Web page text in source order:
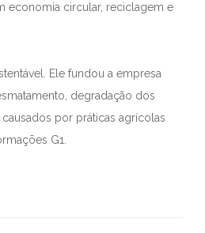
economia circular, reciclagem e
Ele fundou a empresa
degradação dos
por práticas agrícolas
G1.